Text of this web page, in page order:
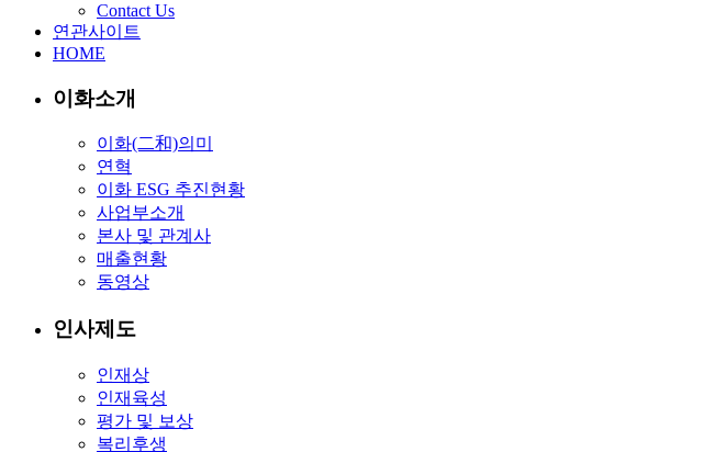
Contact Us
연관사이트
HOME
이화소개
이화(二和)의미
연혁
이화 ESG 추진현황
사업부소개
본사 및 관계사
매출현황
동영상
인사제도
인재상
인재육성
평가 및 보상
복리후생